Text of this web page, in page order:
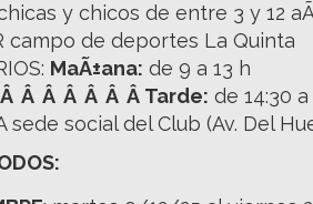
y chicos de entre 3 y 12
campo de deportes La Quinta
MaÃ±ana: de 9 a 13 h
Â Â Â Â Â Â Tarde: de 14:30 a
sede social del Club (Av. Del